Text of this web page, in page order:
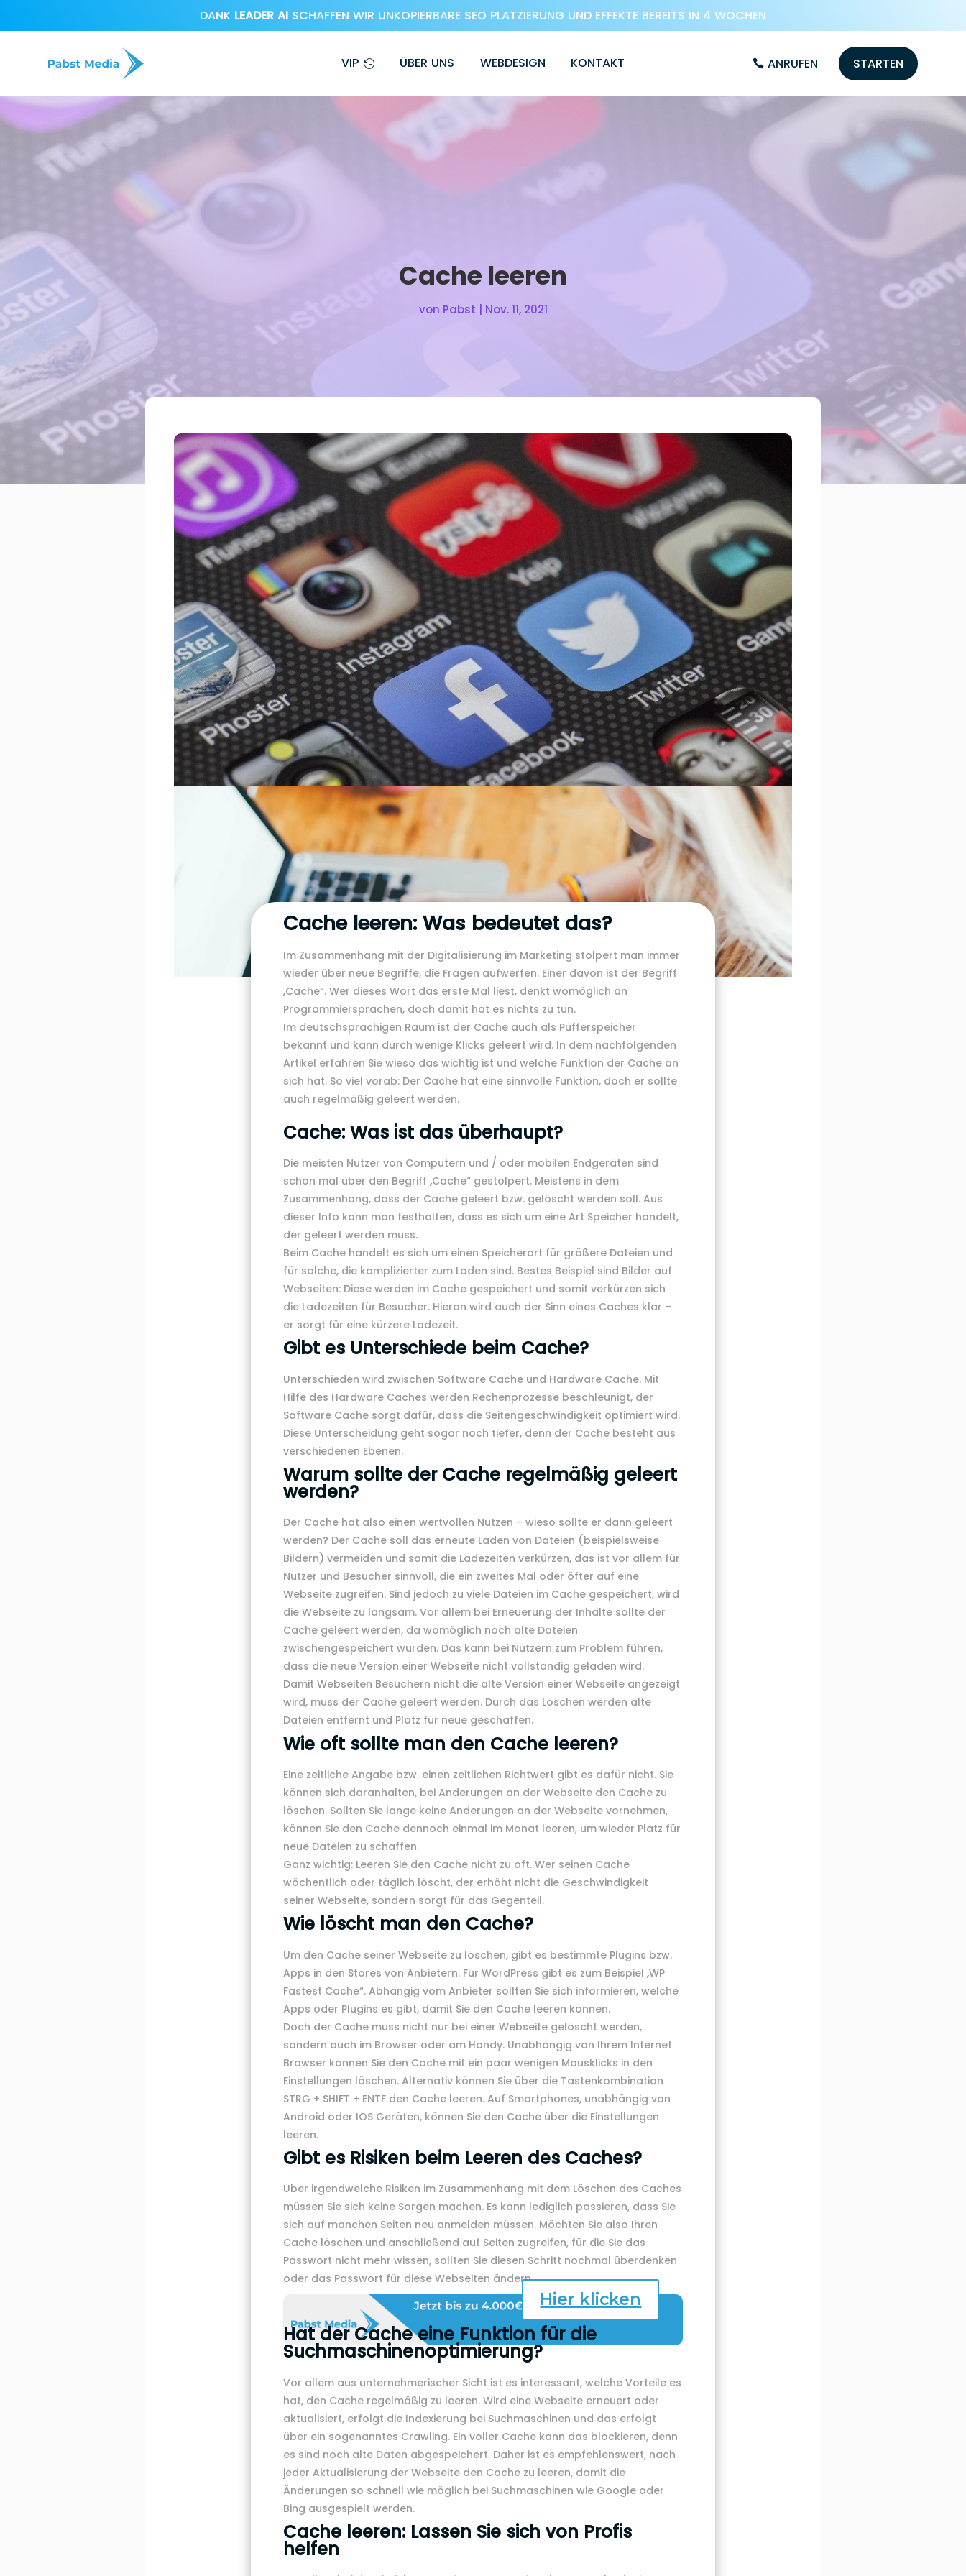
DANK LEADER AI SCHAFFEN WIR UNKOPIERBARE SEO PLATZIERUNG UND EFFEKTE BEREITS IN 4 WOCHEN
VIP ÜBER UNS WEBDESIGN KONTAKT ANRUFEN STARTEN
Cache leeren
von Pabst Nov. 11, 2021
Cache leeren: Was bedeutet das?
Im Zusammenhang mit der Digitalisierung im Marketing stolpert man immer
wieder über neue Begriffe, die Fragen aufwerfen. Einer davon ist der Begriff
„Cache“. Wer dieses Wort das erste Mal liest, denkt womöglich an
Programmiersprachen, doch damit hat es nichts zu tun.
Im deutschsprachigen Raum ist der Cache auch als Pufferspeicher
bekannt und kann durch wenige Klicks geleert wird. In dem nachfolgenden
Artikel erfahren Sie wieso das wichtig ist und welche Funktion der Cache an
sich hat. So viel vorab: Der Cache hat eine sinnvolle Funktion, doch er sollte
auch regelmäßig geleert werden.
Cache: Was ist das überhaupt?
Die meisten Nutzer von Computern und / oder mobilen Endgeräten sind
schon mal über den Begriff „Cache“ gestolpert. Meistens in dem
Zusammenhang, dass der Cache geleert bzw. gelöscht werden soll. Aus
dieser Info kann man festhalten, dass es sich um eine Art Speicher handelt,
der geleert werden muss.
Beim Cache handelt es sich um einen Speicherort für größere Dateien und
für solche, die komplizierter zum Laden sind. Bestes Beispiel sind Bilder auf
Webseiten: Diese werden im Cache gespeichert und somit verkürzen sich
die Ladezeiten für Besucher. Hieran wird auch der Sinn eines Caches klar –
er sorgt für eine kürzere Ladezeit.
Gibt es Unterschiede beim Cache?
Unterschieden wird zwischen Software Cache und Hardware Cache. Mit
Hilfe des Hardware Caches werden Rechenprozesse beschleunigt, der
Software Cache sorgt dafür, dass die Seitengeschwindigkeit optimiert wird.
Diese Unterscheidung geht sogar noch tiefer, denn der Cache besteht aus
verschiedenen Ebenen.
Warum sollte der Cache regelmäßig geleert
werden?
Der Cache hat also einen wertvollen Nutzen – wieso sollte er dann geleert
werden? Der Cache soll das erneute Laden von Dateien (beispielsweise
Bildern) vermeiden und somit die Ladezeiten verkürzen, das ist vor allem für
Nutzer und Besucher sinnvoll, die ein zweites Mal oder öfter auf eine
Webseite zugreifen. Sind jedoch zu viele Dateien im Cache gespeichert, wird
die Webseite zu langsam. Vor allem bei Erneuerung der Inhalte sollte der
Cache geleert werden, da womöglich noch alte Dateien
zwischengespeichert wurden. Das kann bei Nutzern zum Problem führen,
dass die neue Version einer Webseite nicht vollständig geladen wird.
Damit Webseiten Besuchern nicht die alte Version einer Webseite angezeigt
wird, muss der Cache geleert werden. Durch das Löschen werden alte
Dateien entfernt und Platz für neue geschaffen.
Wie oft sollte man den Cache leeren?
Eine zeitliche Angabe bzw. einen zeitlichen Richtwert gibt es dafür nicht. Sie
können sich daranhalten, bei Änderungen an der Webseite den Cache zu
löschen. Sollten Sie lange keine Änderungen an der Webseite vornehmen,
können Sie den Cache dennoch einmal im Monat leeren, um wieder Platz für
neue Dateien zu schaffen.
Ganz wichtig: Leeren Sie den Cache nicht zu oft. Wer seinen Cache
wöchentlich oder täglich löscht, der erhöht nicht die Geschwindigkeit
seiner Webseite, sondern sorgt für das Gegenteil.
Wie löscht man den Cache?
Um den Cache seiner Webseite zu löschen, gibt es bestimmte Plugins bzw.
Apps in den Stores von Anbietern. Für WordPress gibt es zum Beispiel „WP
Fastest Cache“. Abhängig vom Anbieter sollten Sie sich informieren, welche
Apps oder Plugins es gibt, damit Sie den Cache leeren können.
Doch der Cache muss nicht nur bei einer Webseite gelöscht werden,
sondern auch im Browser oder am Handy. Unabhängig von Ihrem Internet
Browser können Sie den Cache mit ein paar wenigen Mausklicks in den
Einstellungen löschen. Alternativ können Sie über die Tastenkombination
STRG + SHIFT + ENTF den Cache leeren. Auf Smartphones, unabhängig von
Android oder IOS Geräten, können Sie den Cache über die Einstellungen
leeren.
Gibt es Risiken beim Leeren des Caches?
Über irgendwelche Risiken im Zusammenhang mit dem Löschen des Caches
müssen Sie sich keine Sorgen machen. Es kann lediglich passieren, dass Sie
sich auf manchen Seiten neu anmelden müssen. Möchten Sie also Ihren
Cache löschen und anschließend auf Seiten zugreifen, für die Sie das
Passwort nicht mehr wissen, sollten Sie diesen Schritt nochmal überdenken
oder das Passwort für diese Webseiten ändern.
Hier klicken
Hat der Cache eine Funktion für die
Suchmaschinenoptimierung?
Vor allem aus unternehmerischer Sicht ist es interessant, welche Vorteile es
hat, den Cache regelmäßig zu leeren. Wird eine Webseite erneuert oder
aktualisiert, erfolgt die Indexierung bei Suchmaschinen und das erfolgt
über ein sogenanntes Crawling. Ein voller Cache kann das blockieren, denn
es sind noch alte Daten abgespeichert. Daher ist es empfehlenswert, nach
jeder Aktualisierung der Webseite den Cache zu leeren, damit die
Änderungen so schnell wie möglich bei Suchmaschinen wie Google oder
Bing ausgespielt werden.
Cache leeren: Lassen Sie sich von Profis
helfen